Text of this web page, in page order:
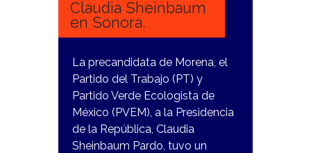
Claudia Sheinbaum
en Sonora.
La precandidata de Morena, el
Partido del Trabajo (PT) y
Partido Verde Ecologista de
México (PVEM), a la Presidencia
de la República, Claudia
Sheinbaum Pardo, tuvo un